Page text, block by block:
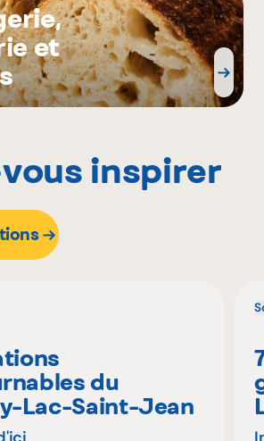
et
inspirer
du
Lac-Saint-Jean